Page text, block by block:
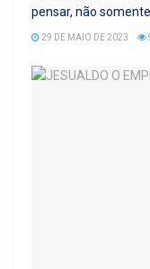
pensar, não somente
29 DE MAIO DE 2023